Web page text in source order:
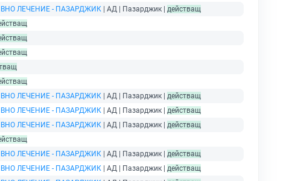
ЛЕЧЕНИЕ - ПАЗАРДЖИК | АД | Пазарджик | действащ
ЛЕЧЕНИЕ - ПАЗАРДЖИК | АД | Пазарджик | действащ
ЛЕЧЕНИЕ - ПАЗАРДЖИК | АД | Пазарджик | действащ
ЛЕЧЕНИЕ - ПАЗАРДЖИК | АД | Пазарджик | действащ
ЛЕЧЕНИЕ - ПАЗАРДЖИК | АД | Пазарджик | действащ
ЛЕЧЕНИЕ - ПАЗАРДЖИК | АД | Пазарджик | действащ